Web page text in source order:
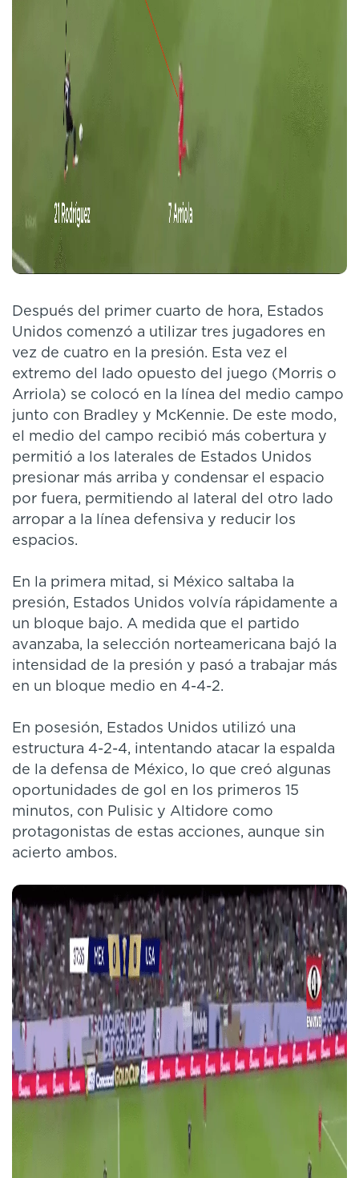
Después del primer cuarto de hora, Estados
Unidos comenzó a utilizar tres jugadores en
vez de cuatro en la presión. Esta vez el
extremo del lado opuesto del juego (Morris o
Arriola) se colocó en la línea del medio campo
junto con Bradley y McKennie. De este modo,
el medio del campo recibió más cobertura y
permitió a los laterales de Estados Unidos
presionar más arriba y condensar el espacio
por fuera, permitiendo al lateral del otro lado
arropar a la línea defensiva y reducir los
espacios.
En la primera mitad, si México saltaba la
presión, Estados Unidos volvía rápidamente a
un bloque bajo. A medida que el partido
avanzaba, la selección norteamericana bajó la
intensidad de la presión y pasó a trabajar más
en un bloque medio en 4-4-2.
En posesión, Estados Unidos utilizó una
estructura 4-2-4, intentando atacar la espalda
de la defensa de México, lo que creó algunas
oportunidades de gol en los primeros 15
minutos, con Pulisic y Altidore como
protagonistas de estas acciones, aunque sin
acierto ambos.